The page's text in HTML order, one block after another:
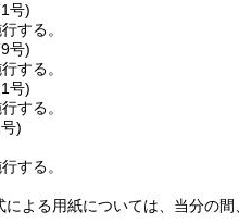
号)
する。
号)
する。
号)
する。
)
する。
よる用紙については、当分の